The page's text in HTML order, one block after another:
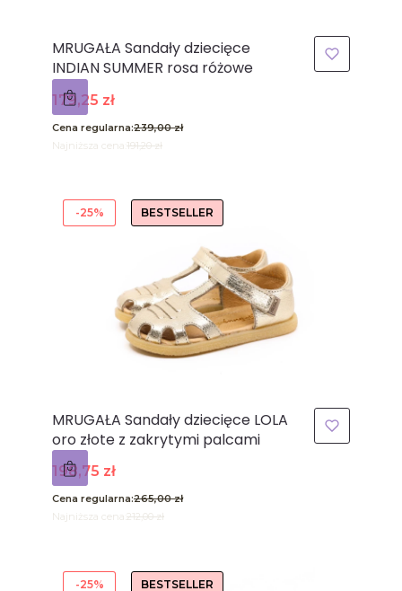
MRUGAŁA Sandały dziecięce
INDIAN SUMMER rosa różowe
Cena promocyjna
179,25 zł
Cena regularna:239,00 zł
Najniższa cena: 191,20 zł
BESTSELLER
MRUGAŁA Sandały dziecięce LOLA
oro złote z zakrytymi palcami
Cena promocyjna
198,75 zł
Cena regularna:265,00 zł
-25%
Najniższa cena: 212,00 zł
BESTSELLER
-25%